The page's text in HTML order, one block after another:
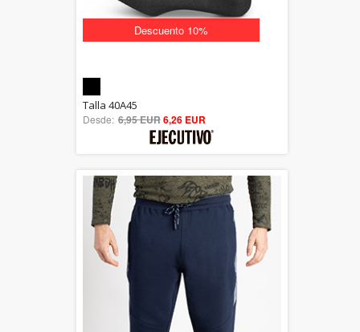
Descuento 10%
out of 5
Talla 40A45
Desde: 6,95 EUR6,26 EUR